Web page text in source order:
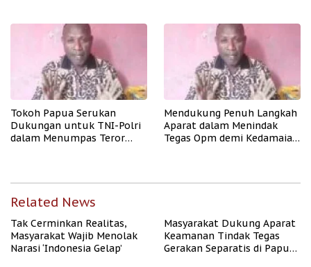
Tokoh Papua Serukan
Dukungan untuk TNI-Polri
dalam Menumpas Teror
Mendukung Penuh Langkah
Aparat dalam Menindak
Tegas Opm demi Kedamaian
Related News
Tak Cerminkan Realitas,
Masyarakat Wajib Menolak
Narasi ‘Indonesia Gelap’
Masyarakat Dukung Aparat
Keamanan Tindak Tegas
Gerakan Separatis di Papua